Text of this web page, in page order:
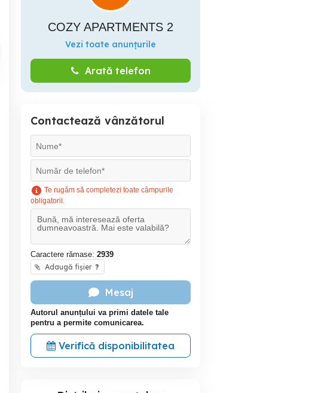
COZY APARTMENTS 2
Vezi toate anunțurile
Arată telefon
Contactează vânzătorul
Te rugăm să completezi toate câmpurile
obligatorii.
Caractere rămase: 2939
Adaugă fișier ?
Mesaj
Autorul anunțului va primi datele tale
pentru a permite comunicarea.
Verifică disponibilitatea